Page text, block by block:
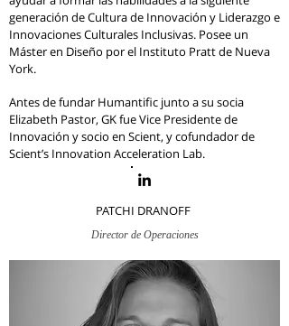
generación de Cultura de Innovación y Liderazgo e
Innovaciones Culturales Inclusivas. Posee un
Máster en Diseño por el Instituto Pratt de Nueva
York.
Antes de fundar Humantific junto a su socia
Elizabeth Pastor, GK fue Vice Presidente de
Innovación y socio en Scient, y cofundador de
Scient’s Innovation Acceleration Lab.
PATCHI DRANOFF
Director de Operaciones